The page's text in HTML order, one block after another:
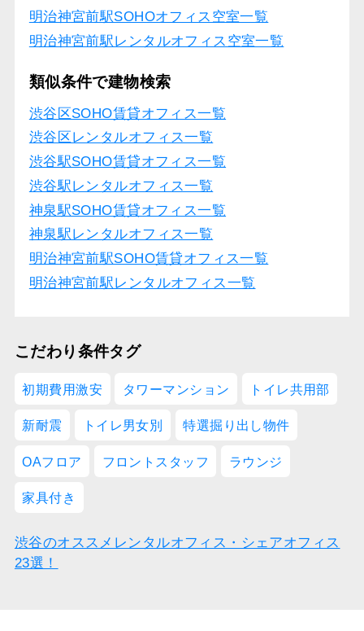
明治神宮前駅SOHOオフィス空室一覧
明治神宮前駅レンタルオフィス空室一覧
類似条件で建物検索
渋谷区SOHO賃貸オフィス一覧
渋谷区レンタルオフィス一覧
渋谷駅SOHO賃貸オフィス一覧
渋谷駅レンタルオフィス一覧
神泉駅SOHO賃貸オフィス一覧
神泉駅レンタルオフィス一覧
明治神宮前駅SOHO賃貸オフィス一覧
明治神宮前駅レンタルオフィス一覧
こだわり条件タグ
初期費用激安 タワーマンション トイレ共用部
新耐震 トイレ男女別 特選掘り出し物件
OAフロア フロントスタッフ ラウンジ
家具付き
渋谷のオススメレンタルオフィス・シェアオフィス
23選！